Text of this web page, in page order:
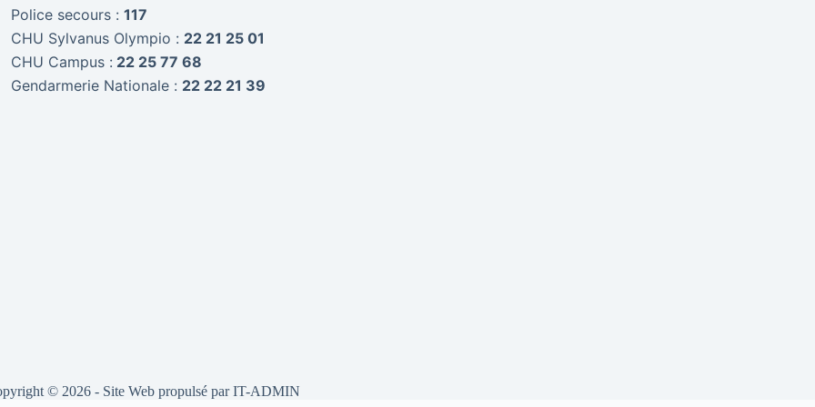
Police secours : 117
CHU Sylvanus Olympio : 22 21 25 01
CHU Campus : 22 25 77 68
Gendarmerie Nationale : 22 22 21 39
© 2026 - Site Web propulsé parIT-ADMIN